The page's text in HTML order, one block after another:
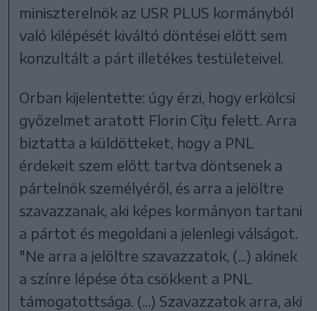
miniszterelnök az USR PLUS kormányból
való kilépését kiváltó döntései előtt sem
konzultált a párt illetékes testületeivel.
Orban kijelentette: úgy érzi, hogy erkölcsi
győzelmet aratott Florin Cîţu felett. Arra
biztatta a küldötteket, hogy a PNL
érdekeit szem előtt tartva döntsenek a
pártelnök személyéről, és arra a jelöltre
szavazzanak, aki képes kormányon tartani
a pártot és megoldani a jelenlegi válságot.
"Ne arra a jelöltre szavazzatok, (...) akinek
a színre lépése óta csökkent a PNL
támogatottsága. (...) Szavazzatok arra, aki